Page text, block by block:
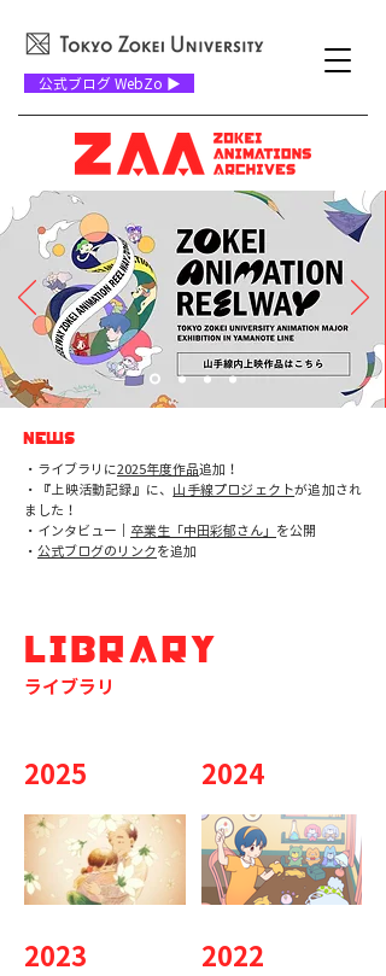
公式ブログ WebZo ▶
NEWS
・ライブラリに2025年度作品追加！
・『上映活動記録』に、 山手線プロジェクトが追加され
ました！
・インタビュー｜ 卒業生「中田彩郁さん」 を公開
​・ 公式ブログのリンクを追加
LIBRARY
ライブラリ
2025 2024
2023 2022